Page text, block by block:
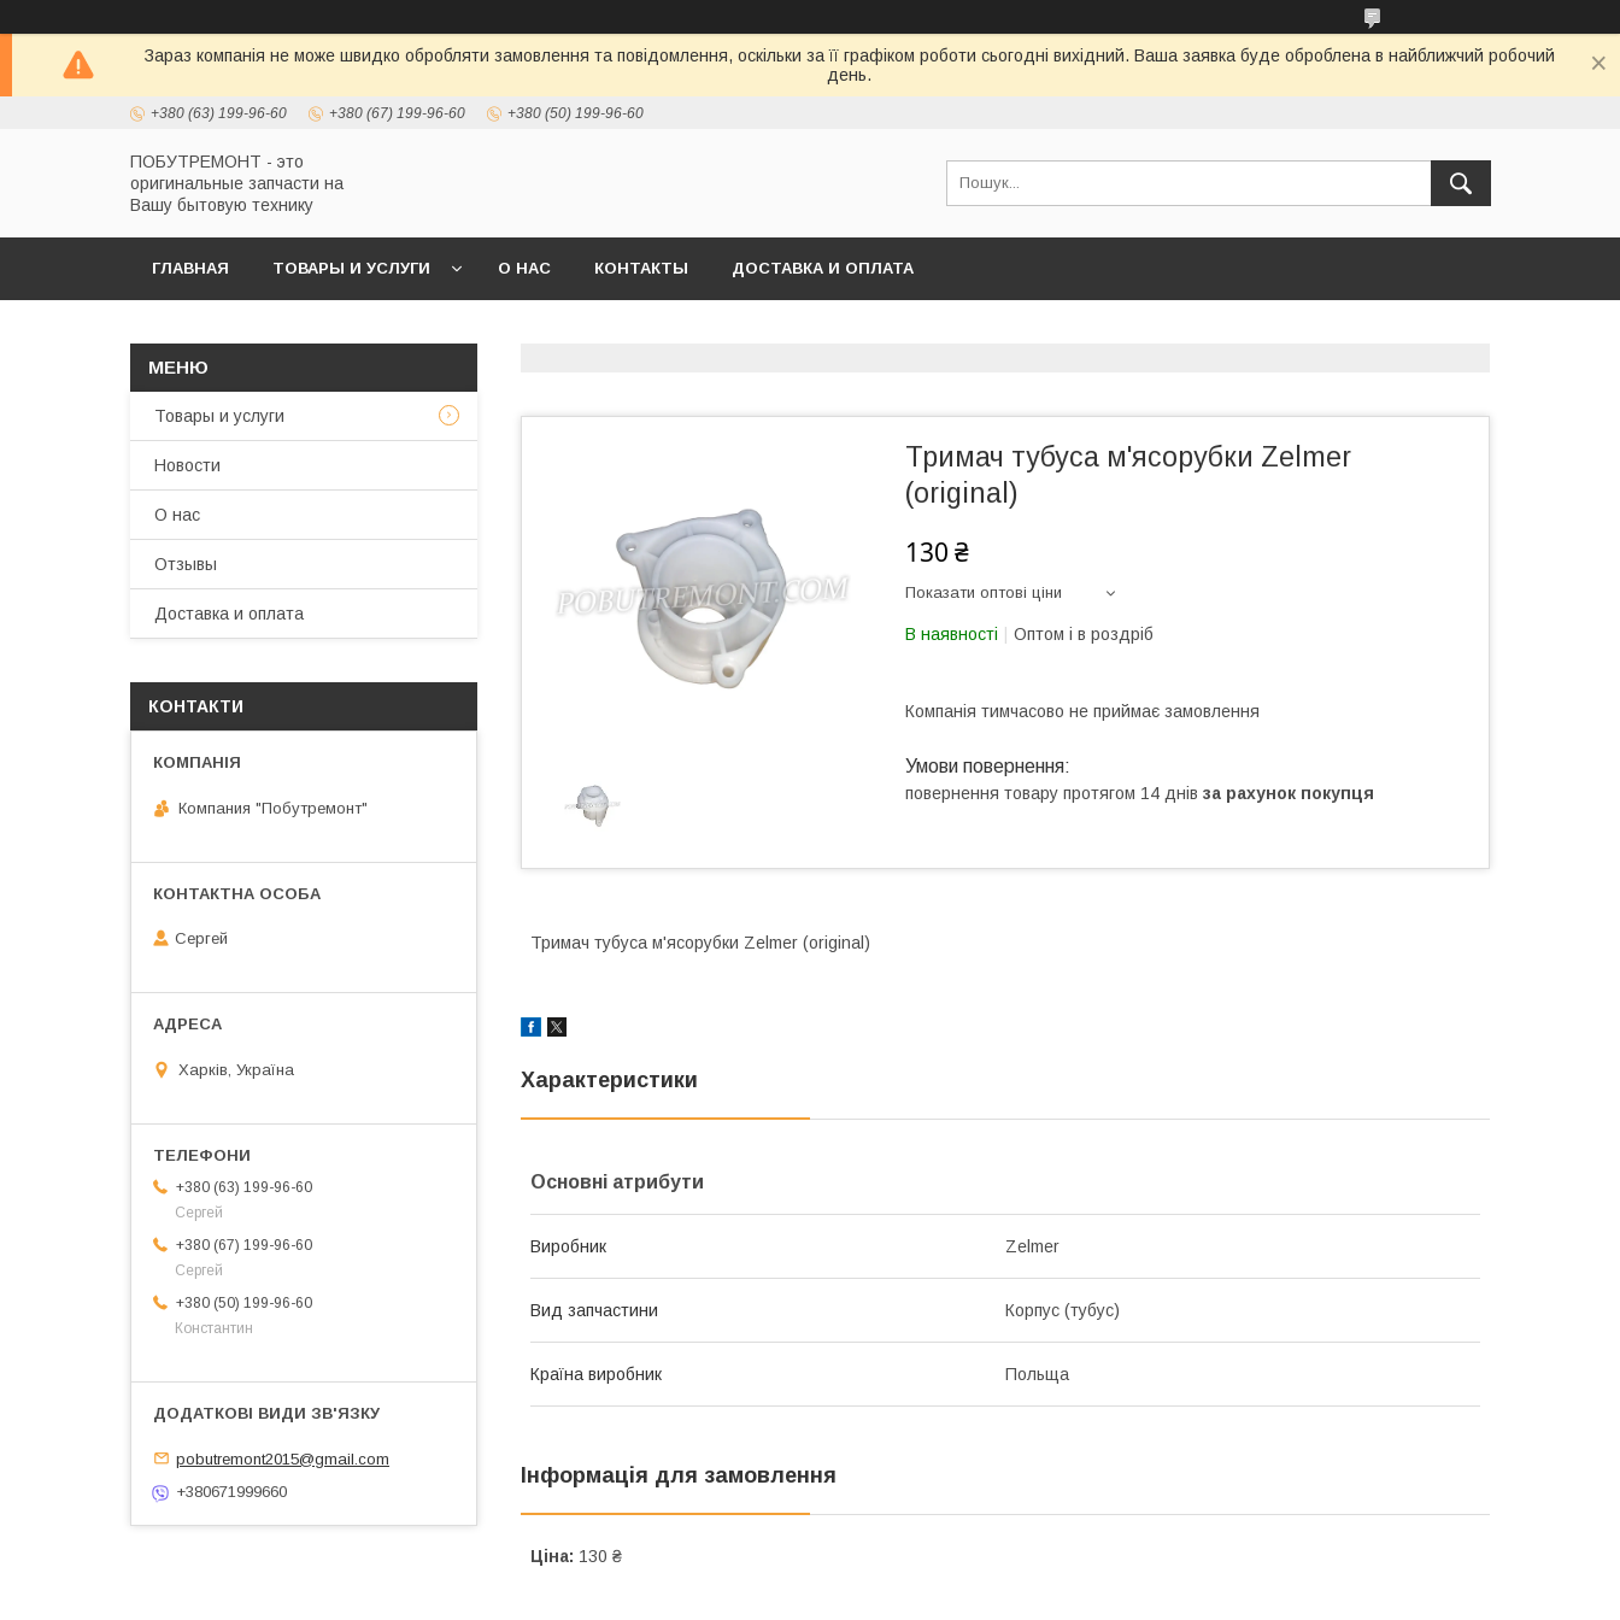
Зараз компанія не може швидко обробляти замовлення та повідомлення, оскільки за її графіком роботи сьогодні вихідний. Ваша заявка буде оброблена в найближчий робочий
день.
+380 (63) 199-96-60 +380 (67) 199-96-60 +380 (50) 199-96-60
ПОБУТРЕМОНТ - это
оригинальные запчасти на
Вашу бытовую технику
ГЛАВНАЯ ТОВАРЫ И УСЛУГИ О НАС КОНТАКТЫ ДОСТАВКА И ОПЛАТА
Тримач тубуса м'ясорубки Zelmer
(original)
130 ₴
Показати оптові ціни
В наявності Оптом і в роздріб
Компанія тимчасово не приймає замовлення
повернення товару протягом 14 днів за рахунок покупця
Тримач тубуса м'ясорубки Zelmer (original)
Характеристики
Основні атрибути
Виробник Zelmer
Вид запчастини Корпус (тубус)
Країна виробник Польща
Інформація для замовлення
Ціна: 130 ₴
Товары и услуги
Новости
О нас
Отзывы
Доставка и оплата
КОНТАКТИ
Компания "Побутремонт"
Сергей
Харків, Україна
+380 (63) 199-96-60
Сергей
+380 (67) 199-96-60
Сергей
+380 (50) 199-96-60
Константин
pobutremont2015@gmail.com
+380671999660